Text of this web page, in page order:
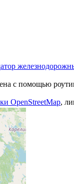
с помощью
OpenStreetMap,